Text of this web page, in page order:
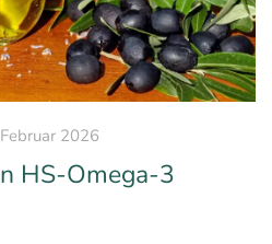
2026
HS-Omega-3